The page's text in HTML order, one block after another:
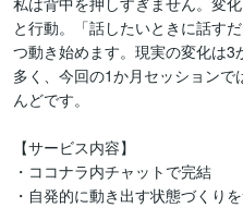
と行動。「話したいときに話す
つ動き始めます。現実の変化は
多く、今回の1か月セッションで
んどです。
【サービス内容】
・ココナラ内チャットで完結
・自発的に動き出す状態づくり